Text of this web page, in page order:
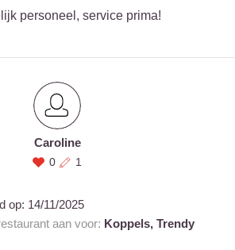
personeel, service prima!
Caroline
0 1
op: 14/11/2025
aan voor: Koppels, Trendy